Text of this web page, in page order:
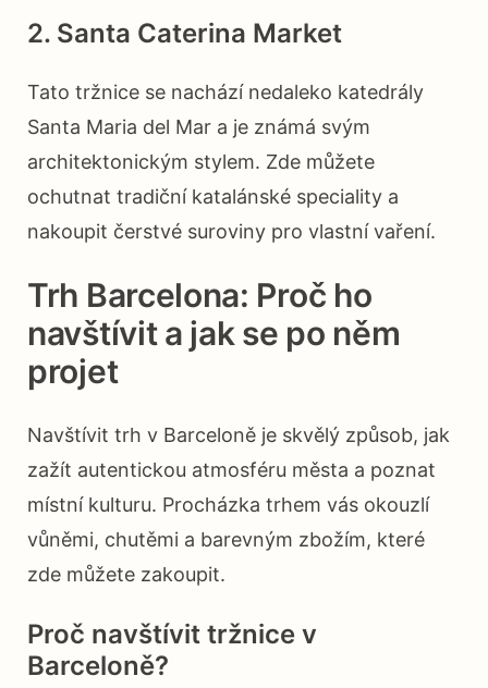
2. Santa Caterina Market
Tato tržnice se nachází nedaleko katedrály
Santa Maria del Mar a je známá svým
architektonickým stylem. Zde můžete
ochutnat tradiční katalánské speciality a
nakoupit čerstvé suroviny pro vlastní vaření.
Trh Barcelona: Proč ho
navštívit a jak se po něm
projet
Navštívit trh v Barceloně je skvělý způsob, jak
zažít autentickou atmosféru města a poznat
místní kulturu. Procházka trhem vás okouzlí
vůněmi, chutěmi a barevným zbožím, které
zde můžete zakoupit.
Proč navštívit tržnice v
Barceloně?